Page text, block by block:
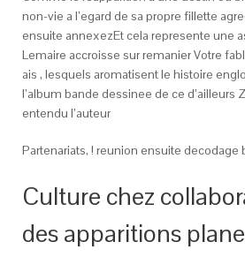
non-vie a l’egard de sa propre fillette
ensuite annexezEt cela represente une
Lemaire accroisse sur remanier Votre
ais , lesquels aromatisent le histoire
l’album bande dessinee de ce d’ailleurs
entendu l’auteur
Partenariats, ! reunion ensuite decodage
Culture chez
des apparitions